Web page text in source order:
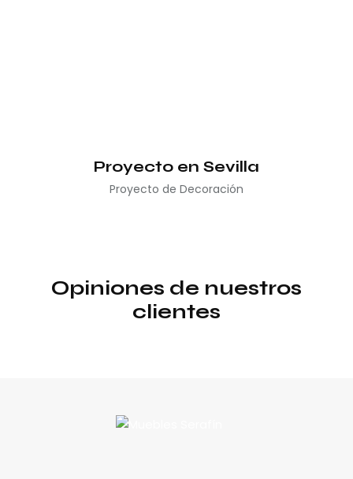
Proyecto en Sevilla
Proyecto de Decoración
Opiniones de nuestros
clientes